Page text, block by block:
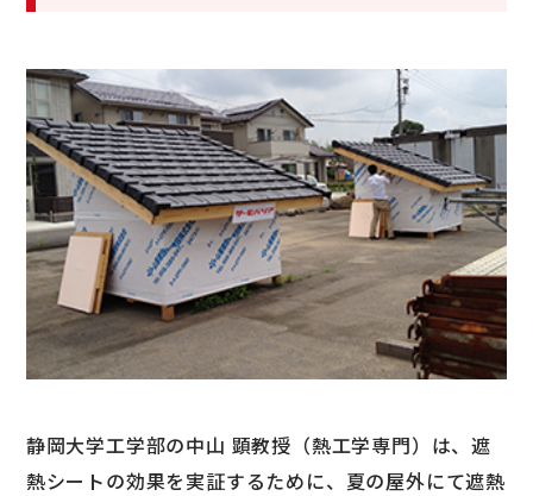
静岡大学工学部の中山 顕教授（熱工学専門）は、遮
熱シートの効果を実証するために、夏の屋外にて遮熱